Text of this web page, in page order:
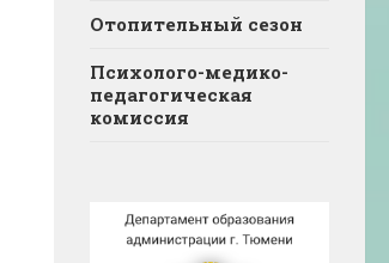
Отопительный сезон
Психолого-медико-
педагогическая
комиссия